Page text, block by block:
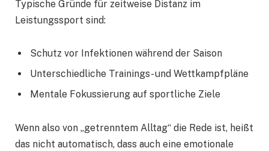
Typische Gründe für zeitweise Distanz im
Leistungssport sind:
Schutz vor Infektionen während der Saison
Unterschiedliche Trainings- und Wettkampfpläne
Mentale Fokussierung auf sportliche Ziele
Wenn also von „getrenntem Alltag“ die Rede ist, heißt
das nicht automatisch, dass auch eine emotionale